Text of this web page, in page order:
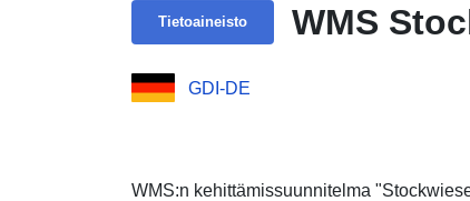
Tietoaineisto WMS
GDI-DE
WMS:n kehittämissuunnitelma